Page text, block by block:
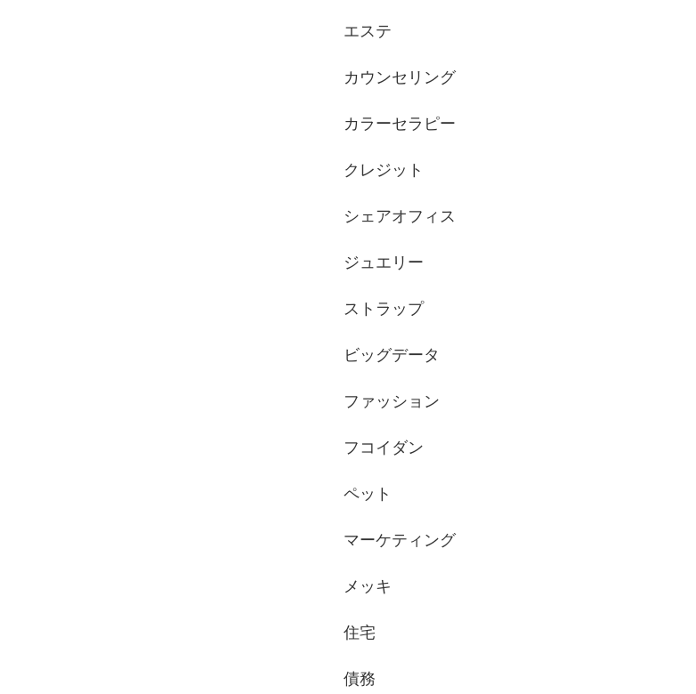
エステ
カウンセリング
カラーセラピー
クレジット
シェアオフィス
ジュエリー
ストラップ
ビッグデータ
ファッション
フコイダン
ペット
マーケティング
メッキ
住宅
債務